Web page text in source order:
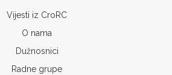
Vijesti iz CroRC
O nama
Dužnosnici
Radne grupe